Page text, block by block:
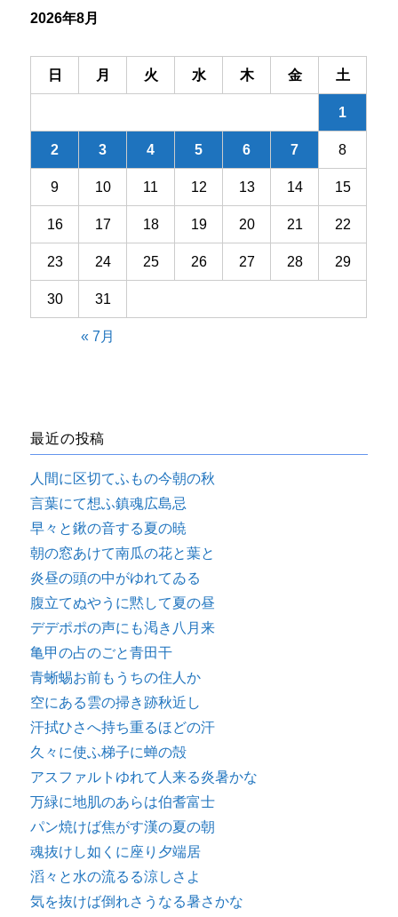
ン
2026年8月
日 月 火 水 木 金 土
1
2 3 4 5 6 7 8
9 10 11 12 13 14 15
16 17 18 19 20 21 22
23 24 25 26 27 28 29
30 31
« 7月
最近の投稿
人間に区切てふもの今朝の秋
言葉にて想ふ鎮魂広島忌
早々と鍬の音する夏の暁
朝の窓あけて南瓜の花と葉と
炎昼の頭の中がゆれてゐる
腹立てぬやうに黙して夏の昼
デデポポの声にも渇き八月来
亀甲の占のごと青田干
青蜥蜴お前もうちの住人か
空にある雲の掃き跡秋近し
汗拭ひさへ持ち重るほどの汗
久々に使ふ梯子に蝉の殻
アスファルトゆれて人来る炎暑かな
万緑に地肌のあらは伯耆富士
パン焼けば焦がす漢の夏の朝
魂抜けし如くに座り夕端居
滔々と水の流るる涼しさよ
気を抜けば倒れさうなる暑さかな